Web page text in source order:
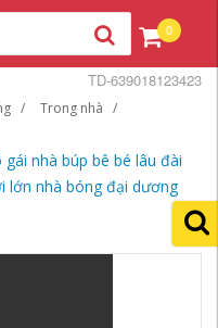
0
Trong nhà
nhà búp bê bé lâu đài
lớn nhà bóng đại dương
TD-639018123423